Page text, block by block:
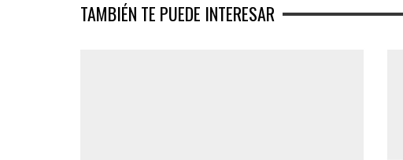
TAMBIÉN TE PUEDE INTERESAR